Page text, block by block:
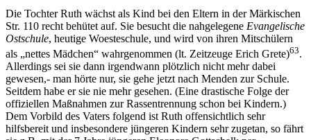
Die Tochter Ruth wächst als Kind bei den Eltern in der Märkischen
Str. 110 recht behütet auf. Sie besucht die nahgelegene Evangelische
Ostschule, heutige Woesteschule, und wird von ihren Mitschülern
als „nettes Mädchen“ wahrgenommen (lt. Zeitzeuge Erich Grete)63.
Allerdings sei sie dann irgendwann plötzlich nicht mehr dabei
gewesen,- man hörte nur, sie gehe jetzt nach Menden zur Schule.
Seitdem habe er sie nie mehr gesehen. (Eine drastische Folge der
offiziellen Maßnahmen zur Rassentrennung schon bei Kindern.)
Dem Vorbild des Vaters folgend ist Ruth offensichtlich sehr
hilfsbereit und insbesondere jüngeren Kindern sehr zugetan, so fährt